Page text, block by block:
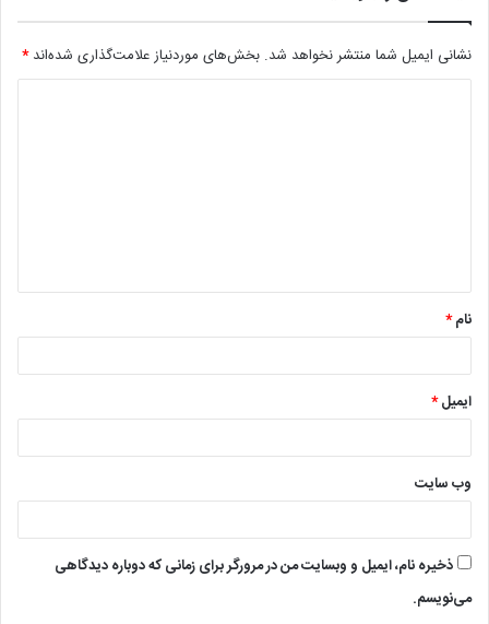
نشانی ایمیل شما منتشر نخواهد شد. بخش‌های موردنیاز علامت‌گذاری شده‌اند*
*
نام*
ایمیل*
وب‌ سایت
ذخیره نام، ایمیل و وبسایت من در مرورگر برای زمانی که دوباره دیدگاهی
می‌نویسم.